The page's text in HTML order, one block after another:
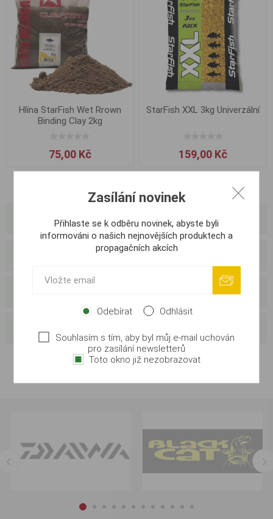
Hlína StarFish Wet Rrown
Binding Clay 2kg
75,00 Kč
StarFish XXL 3kg Univerzální
159,00 Kč
Kategorie
Zasílání novinek
Přihlaste se k odběru novinek, abyste byli
informováni o našich nejnovějších produktech a
propagačních akcích
Odebírat Odhlásit
Souhlasím s tím, aby byl můj e-mail uchován
pro zasílání newsletterů
Toto okno již nezobrazovat